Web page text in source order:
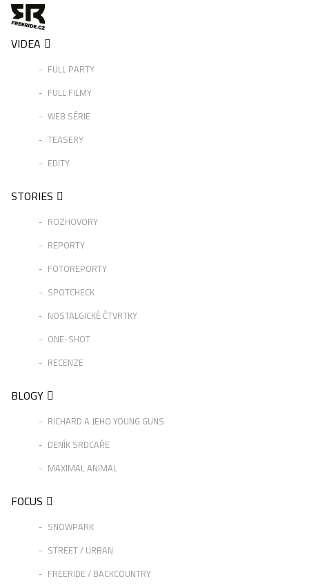
VIDEA
FULL PARTY
FULL FILMY
WEB SÉRIE
TEASERY
EDITY
STORIES
ROZHOVORY
REPORTY
FOTOREPORTY
SPOTCHECK
NOSTALGICKÉ ČTVRTKY
ONE-SHOT
RECENZE
BLOGY
RICHARD A JEHO YOUNG GUNS
DENÍK SRDCAŘE
MAXIMAL ANIMAL
FOCUS
SNOWPARK
STREET / URBAN
FREERIDE / BACKCOUNTRY